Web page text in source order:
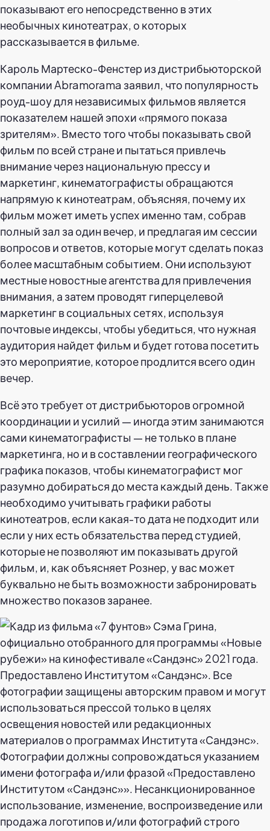
показывают его непосредственно в этих
необычных кинотеатрах, о которых
рассказывается в фильме.
Кароль Мартеско-Фенстер из дистрибьюторской
компании Abramorama заявил, что популярность
роуд-шоу для независимых фильмов является
показателем нашей эпохи «прямого показа
зрителям». Вместо того чтобы показывать свой
фильм по всей стране и пытаться привлечь
внимание через национальную прессу и
маркетинг, кинематографисты обращаются
напрямую к кинотеатрам, объясняя, почему их
фильм может иметь успех именно там, собрав
полный зал за один вечер, и предлагая им сессии
вопросов и ответов, которые могут сделать показ
более масштабным событием. Они используют
местные новостные агентства для привлечения
внимания, а затем проводят гиперцелевой
маркетинг в социальных сетях, используя
почтовые индексы, чтобы убедиться, что нужная
аудитория найдет фильм и будет готова посетить
это мероприятие, которое продлится всего один
вечер.
Всё это требует от дистрибьюторов огромной
координации и усилий — иногда этим занимаются
сами кинематографисты — не только в плане
маркетинга, но и в составлении географического
графика показов, чтобы кинематографист мог
разумно добираться до места каждый день. Также
необходимо учитывать графики работы
кинотеатров, если какая-то дата не подходит или
если у них есть обязательства перед студией,
которые не позволяют им показывать другой
фильм, и, как объясняет Рознер, у вас может
буквально не быть возможности забронировать
множество показов заранее.